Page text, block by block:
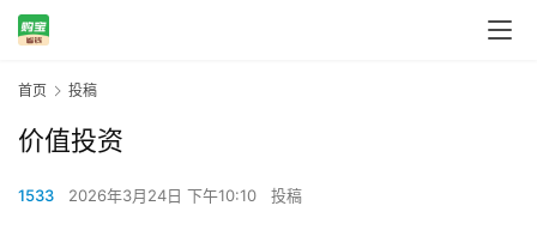
首页 投稿
价值投资
1533 2026年3月24日 下午10:10 投稿